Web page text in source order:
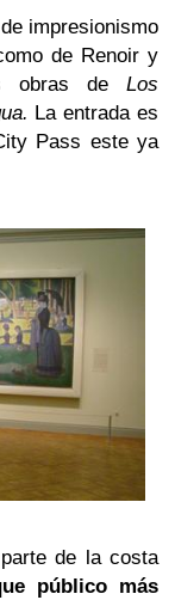
impresionismo
de Renoir y
obras de Los
La entrada es
Pass este ya
de la costa
público más